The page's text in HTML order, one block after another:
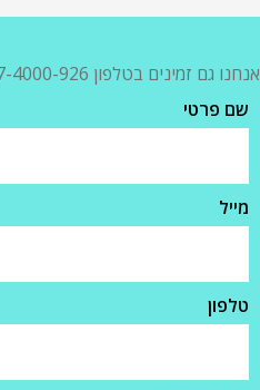
אנחנו גם זמינים בטלפון 077-4000-926
שם פרטי
מייל
טלפון